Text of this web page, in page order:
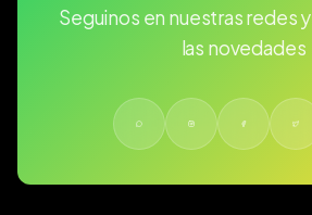
Seguinos en nuestras redes
las novedades